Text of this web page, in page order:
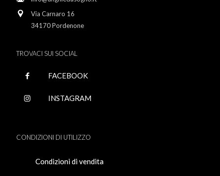
Via Carnaro 16
34170 Pordenone
TROVACI SUI SOCIAL
FACEBOOK
INSTAGRAM
CONDIZIONI DI UTILIZZO
Condizioni di vendita